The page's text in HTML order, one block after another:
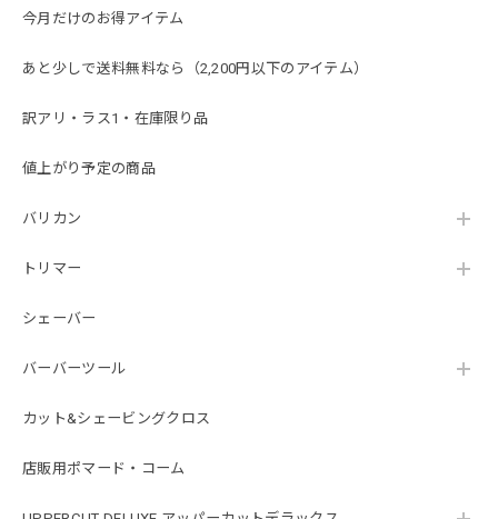
今月だけのお得アイテム
あと少しで送料無料なら（2,200円以下のアイテム）
訳アリ・ラス1・在庫限り品
値上がり予定の商品
バリカン
トリマー
シェーバー
バーバーツール
カット&シェービングクロス
店販用ポマード・コーム